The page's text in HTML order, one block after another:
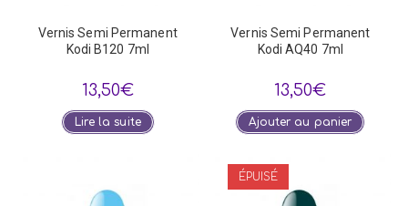
Vernis Semi Permanent
Kodi B120 7ml
13,50€
Lire la suite
Vernis Semi Permanent
Kodi AQ40 7ml
13,50€
Ajouter au panier
ÉPUISÉ